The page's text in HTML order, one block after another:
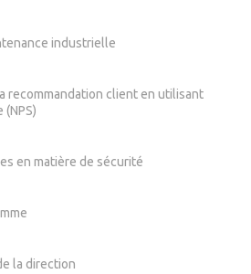
industrielle
recommandation client en utilisant
(NPS)
en matière de sécurité
la direction